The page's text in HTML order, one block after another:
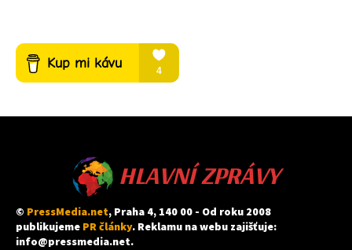
HLAVNÍ ZPRÁVY
© PressMedia.net, Praha 4, 140 00 - Od roku 2008
publikujeme PR články. Reklamu na webu zajišťuje:
info@pressmedia.net.